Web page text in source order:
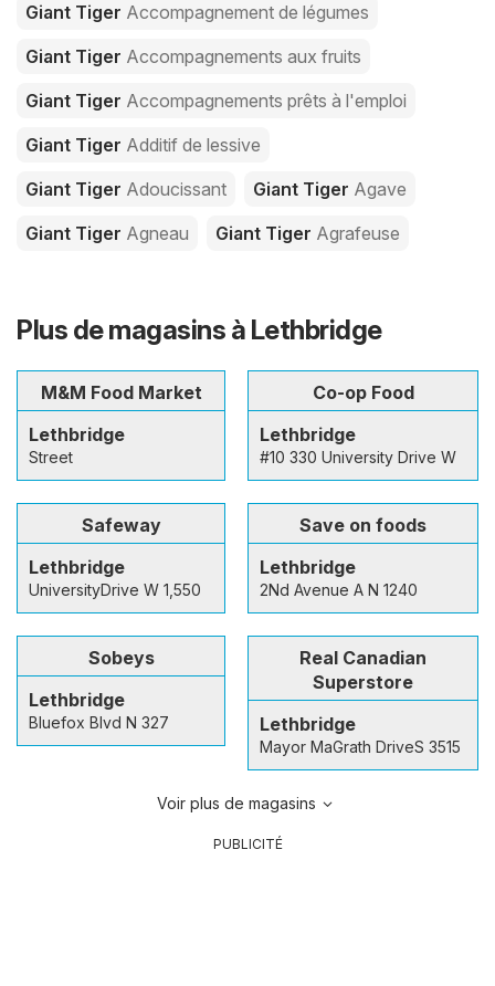
Giant Tiger Accompagnement de légumes
Giant Tiger Accompagnements aux fruits
Giant Tiger Accompagnements prêts à l'emploi
Giant Tiger Additif de lessive
Giant Tiger Adoucissant Giant Tiger Agave
Giant Tiger Agneau Giant Tiger Agrafeuse
Plus de magasins à Lethbridge
M&M Food Market
Lethbridge
Street
Co-op Food
Lethbridge
#10 330 University Drive W
Safeway
Lethbridge
UniversityDrive W 1,550
Save on foods
Lethbridge
2Nd Avenue A N 1240
Sobeys
Lethbridge
Bluefox Blvd N 327
Real Canadian
Superstore
Lethbridge
Mayor MaGrath DriveS 3515
Voir plus de magasins
PUBLICITÉ